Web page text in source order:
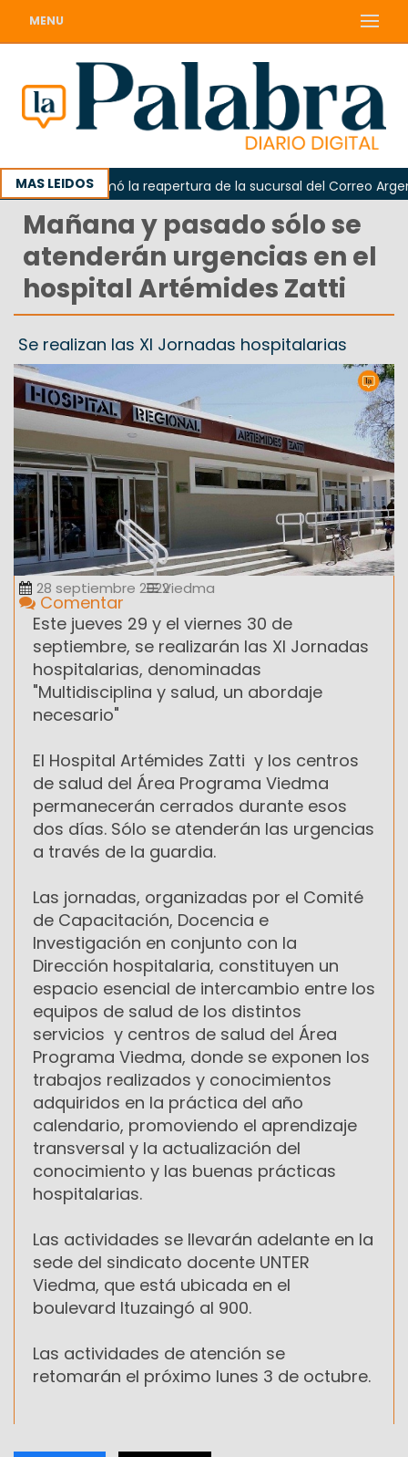
MENU
MAS LEIDOS
reclamó la reapertura de la sucursal del Correo
Mañana y pasado sólo se
atenderán urgencias en el
hospital Artémides Zatti
Se realizan las XI Jornadas hospitalarias
28 septiembre 2022Viedma
Comentar
Este jueves 29 y el viernes 30 de
septiembre, se realizarán las XI Jornadas
hospitalarias, denominadas
"Multidisciplina y salud, un abordaje
necesario"
El Hospital Artémides Zatti y los centros
de salud del Área Programa Viedma
permanecerán cerrados durante esos
dos días. Sólo se atenderán las urgencias
a través de la guardia.
Las jornadas, organizadas por el Comité
de Capacitación, Docencia e
Investigación en conjunto con la
Dirección hospitalaria, constituyen un
espacio esencial de intercambio entre los
equipos de salud de los distintos
servicios y centros de salud del Área
Programa Viedma, donde se exponen los
trabajos realizados y conocimientos
adquiridos en la práctica del año
calendario, promoviendo el aprendizaje
transversal y la actualización del
conocimiento y las buenas prácticas
hospitalarias.
Las actividades se llevarán adelante en la
sede del sindicato docente UNTER
Viedma, que está ubicada en el
boulevard Ituzaingó al 900.
Las actividades de atención se
retomarán el próximo lunes 3 de octubre.